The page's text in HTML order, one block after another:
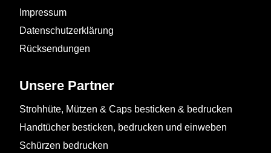
Impressum
Datenschutzerklärung
Rücksendungen
Unsere Partner
Strohhüte, Mützen & Caps besticken & bedrucken
Handtücher besticken, bedrucken und einweben
Schürzen bedrucken